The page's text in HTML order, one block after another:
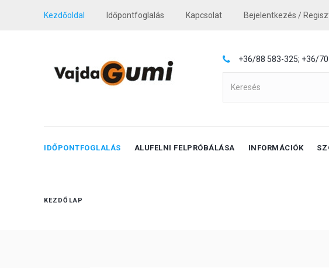
Kezdőoldal Időpontfoglalás Kapcsolat Bejelentkezés /
+36/88 583-325; +36/
IDŐPONTFOGLALÁS ALUFELNI FELPRÓBÁLÁSA INFORMÁCIÓK
KEZDŐLAP